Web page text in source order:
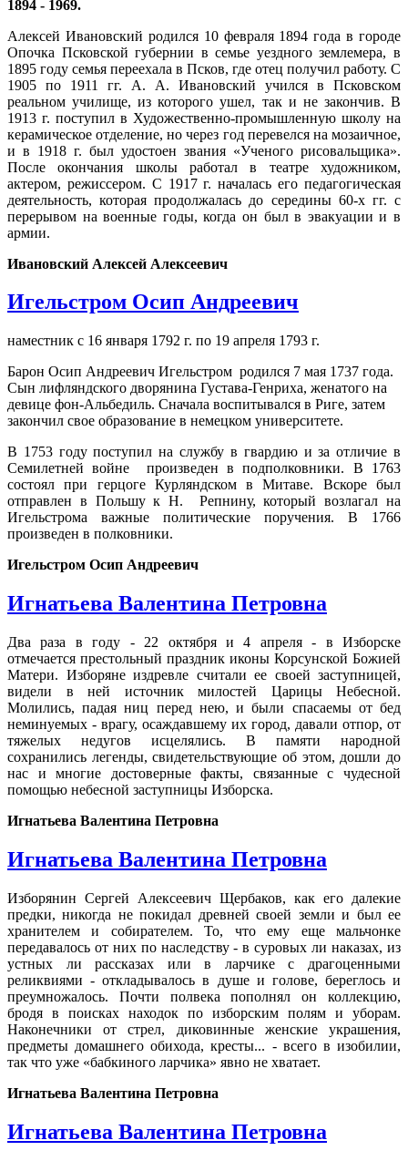
1894 - 1969.
Алексей Ивановский родился 10 февраля 1894 года в городе
Опочка Псковской губернии в семье уездного землемера, в
1895 году семья переехала в Псков, где отец получил работу. С
1905 по 1911 гг. А. А. Ивановский учился в Псковском
реальном училище, из которого ушел, так и не закончив. В
1913 г. поступил в Художественно-промышленную школу на
керамическое отделение, но через год перевелся на мозаичное,
и в 1918 г. был удостоен звания «Ученого рисовальщика».
После окончания школы работал в театре художником,
актером, режиссером. С 1917 г. началась его педагогическая
деятельность, которая продолжалась до середины 60-х гг. с
перерывом на военные годы, когда он был в эвакуации и в
армии.
Ивановский Алексей Алексеевич
Игельстром Осип Андреевич
наместник с 16 января 1792 г. по 19 апреля 1793 г.
Барон Осип Андреевич Игельстром родился 7 мая 1737 года.
Сын лифляндского дворянина Густава-Генриха, женатого на
девице фон-Альбедиль. Сначала воспитывался в Риге, затем
закончил свое образование в немецком университете.
В 1753 году поступил на службу в гвардию и за отличие в
Семилетней войне произведен в подполковники. В 1763
состоял при герцоге Курляндском в Митаве. Вскоре был
отправлен в Польшу к Н. Репнину, который возлагал на
Игельстрома важные политические поручения. В 1766
произведен в полковники.
Игельстром Осип Андреевич
Игнатьева Валентина Петровна
Два раза в году - 22 октября и 4 апреля - в Изборске
отмечается престольный праздник иконы Корсунской Божией
Матери. Изборяне издревле считали ее своей заступницей,
видели в ней источник милостей Царицы Небесной.
Молились, падая ниц перед нею, и были спасаемы от бед
неминуемых - врагу, осаждавшему их город, давали отпор, от
тяжелых недугов исцелялись. В памяти народной
сохранились легенды, свидетельствующие об этом, дошли до
нас и многие достоверные факты, связанные с чудесной
помощью небесной заступницы Изборска.
Игнатьева Валентина Петровна
Игнатьева Валентина Петровна
Изборянин Сергей Алексеевич Щербаков, как его далекие
предки, никогда не покидал древней своей земли и был ее
хранителем и собирателем. То, что ему еще мальчонке
передавалось от них по наследству - в суровых ли наказах, из
устных ли рассказах или в ларчике с драгоценными
реликвиями - откладывалось в душе и голове, береглось и
преумножалось. Почти полвека пополнял он коллекцию,
бродя в поисках находок по изборским полям и уборам.
Наконечники от стрел, диковинные женские украшения,
предметы домашнего обихода, кресты... - всего в изобилии,
так что уже «бабкиного ларчика» явно не хватает.
Игнатьева Валентина Петровна
Игнатьева Валентина Петровна